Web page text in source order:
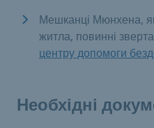
Мешканці Мюнхена,
житла, повинні
центру допомоги
Необхідні